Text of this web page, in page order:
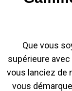
Que vous
supérieure avec
vous lanciez de
vous